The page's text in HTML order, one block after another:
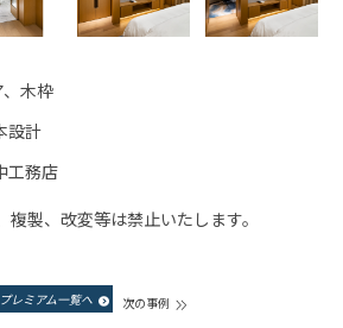
木枠
設計
工務店
製、改変等は禁止いたします。
プレミアム一覧へ 次の事例